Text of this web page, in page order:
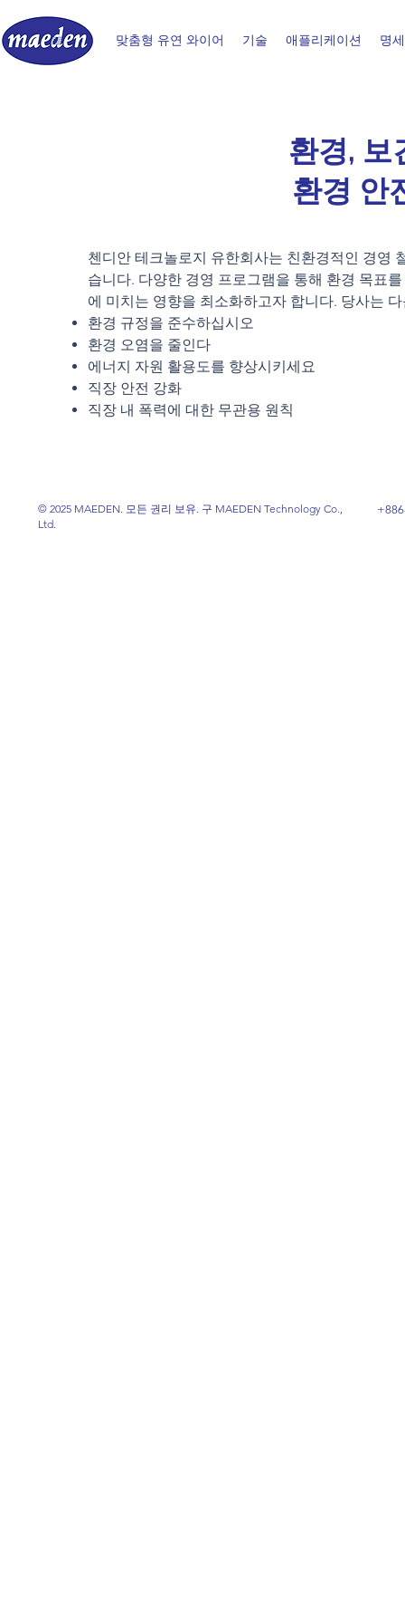
맞춤형 유연 와이어 기술 애플리케이션 명
환경, 보
환경 안
첸디안 테크놀로지 유한회사는 친환경적인 경영
습니다. 다양한 경영 프로그램을 통해 환경 목표
에 미치는 영향을 최소화하고자 합니다. 당사는
환경 규정을 준수하십시오
환경 오염을 줄인다
에너지 자원 활용도를 향상시키세요
직장 안전 강화
직장 내 폭력에 대한 무관용 원칙
© 2025 MAEDEN. 모든 권리 보유. 구 MAEDEN Technology Co.,
Ltd.